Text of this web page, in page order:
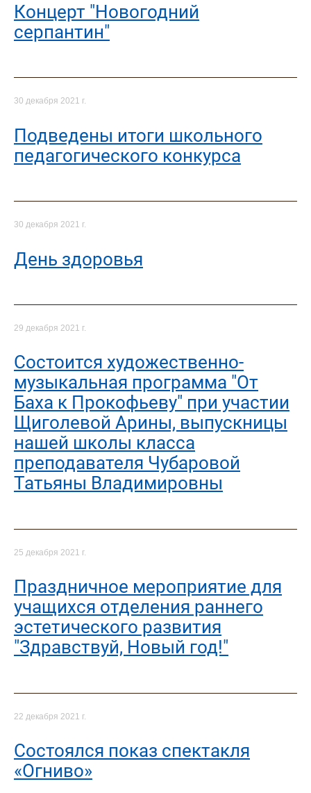
Концерт "Новогодний
серпантин"
30 декабря 2021 г.
Подведены итоги школьного
педагогического конкурса
30 декабря 2021 г.
День здоровья
29 декабря 2021 г.
Состоится художественно-
музыкальная программа "От
Баха к Прокофьеву" при участии
Щиголевой Арины, выпускницы
нашей школы класса
преподавателя Чубаровой
Татьяны Владимировны
25 декабря 2021 г.
Праздничное мероприятие для
учащихся отделения раннего
эстетического развития
"Здравствуй, Новый год!"
22 декабря 2021 г.
Cостоялся показ спектакля
«Огниво»